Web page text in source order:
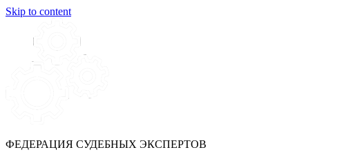
Skip to content
ФЕДЕРАЦИЯ СУДЕБНЫХ ЭКСПЕРТОВ